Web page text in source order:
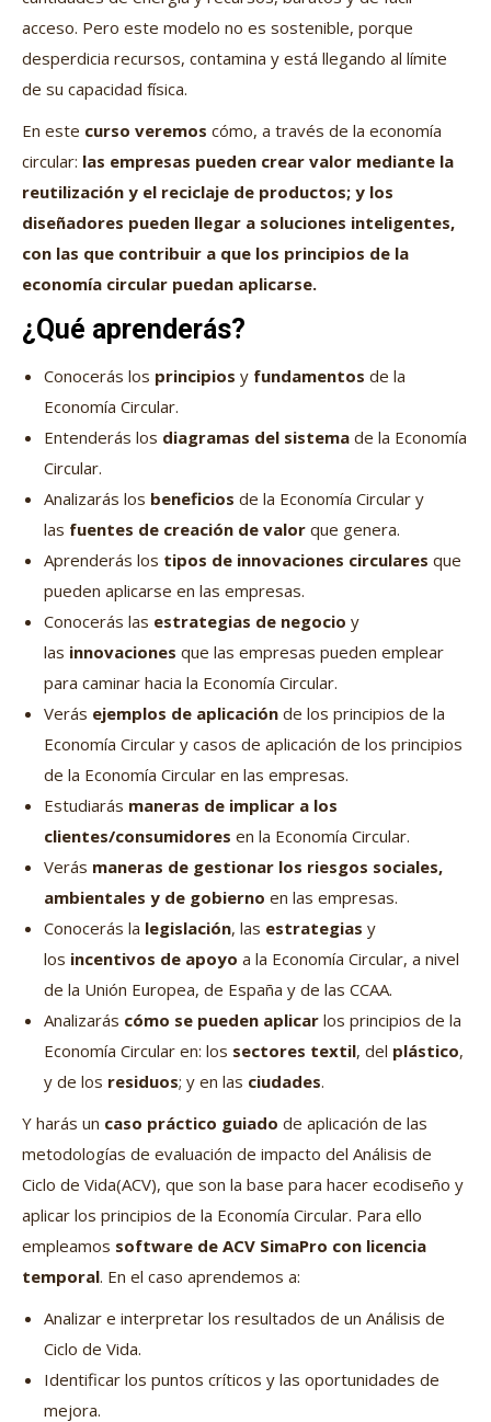
acceso. Pero este modelo no es sostenible, porque
desperdicia recursos, contamina y está llegando al límite
de su capacidad física.
En este curso veremos cómo, a través de la economía
circular: las empresas pueden crear valor mediante la
reutilización y el reciclaje de productos; y los
diseñadores pueden llegar a soluciones inteligentes,
con las que contribuir a que los principios de la
economía circular puedan aplicarse.
¿Qué aprenderás?
Conocerás los principios y fundamentos de la
Economía Circular.
Entenderás los diagramas del sistema de la Economía
Circular.
Analizarás los beneficios de la Economía Circular y
las fuentes de creación de valor que genera.
Aprenderás los tipos de innovaciones circulares que
pueden aplicarse en las empresas.
Conocerás las estrategias de negocio y
las innovaciones que las empresas pueden emplear
para caminar hacia la Economía Circular.
Verás ejemplos de aplicación de los principios de la
Economía Circular y casos de aplicación de los principios
de la Economía Circular en las empresas.
Estudiarás maneras de implicar a los
clientes/consumidores en la Economía Circular.
Verás maneras de gestionar los riesgos sociales,
ambientales y de gobierno en las empresas.
Conocerás la legislación, las estrategias y
los incentivos de apoyo a la Economía Circular, a nivel
de la Unión Europea, de España y de las CCAA.
Analizarás cómo se pueden aplicar los principios de la
Economía Circular en: los sectores textil, del plástico,
y de los residuos; y en las ciudades.
Y harás un caso práctico guiado de aplicación de las
metodologías de evaluación de impacto del Análisis de
Ciclo de Vida(ACV), que son la base para hacer ecodiseño y
aplicar los principios de la Economía Circular. Para ello
empleamos software de ACV SimaPro con licencia
temporal. En el caso aprendemos a:
Analizar e interpretar los resultados de un Análisis de
Ciclo de Vida.
Identificar los puntos críticos y las oportunidades de
mejora.